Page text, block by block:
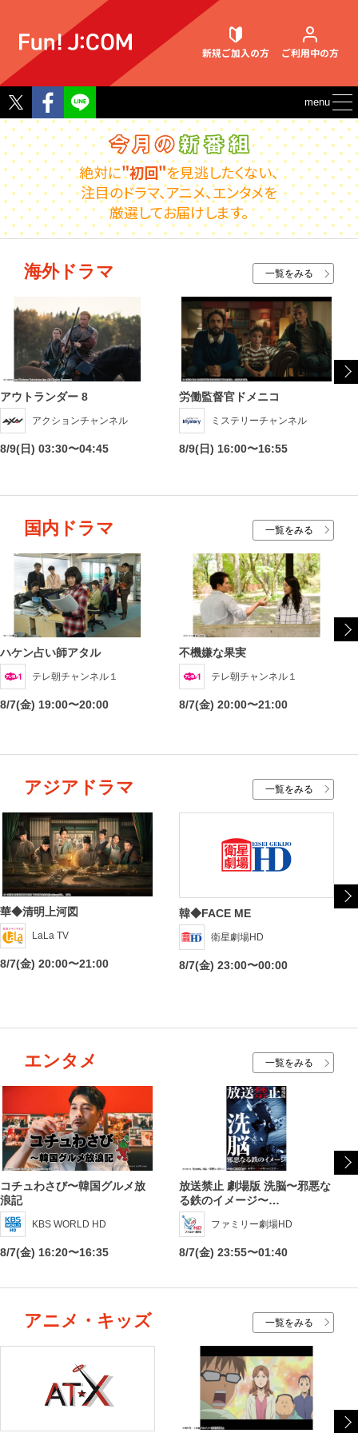
新規ご加入の方 ご利用中の方
契約内容確認・変更
お困りごと解決・よくあるご質問
Twitter
Facebook
menu
絶対に"初回"を見逃したくない、
注目のドラマ、アニメ、エンタメを
厳選してお届けします。
海外ドラマ 一覧をみる
アウトランダー 8
アクションチャンネル
8/9(日) 03:30〜04:45
労働監督官ドメニコ
ミステリーチャンネル
8/9(日) 16:00〜16:55
国内ドラマ 一覧をみる
ハケン占い師アタル
テレ朝チャンネル１
8/7(金) 19:00〜20:00
不機嫌な果実
テレ朝チャンネル１
8/7(金) 20:00〜21:00
アジアドラマ 一覧をみる
華◆清明上河図
LaLa TV
8/7(金) 20:00〜21:00
韓◆FACE ME
衛星劇場HD
8/7(金) 23:00〜00:00
エンタメ 一覧をみる
コチュわさび〜韓国グルメ放
浪記
KBS WORLD HD
8/7(金) 16:20〜16:35
放送禁止 劇場版 洗脳〜邪悪な
る鉄のイメージ〜…
ファミリー劇場HD
8/7(金) 23:55〜01:40
アニメ・キッズ 一覧をみる